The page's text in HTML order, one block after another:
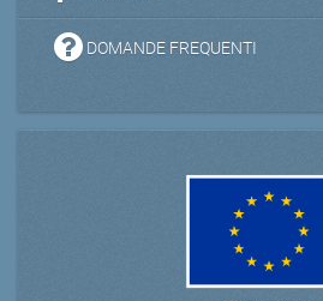
DOMANDE FREQUENTI